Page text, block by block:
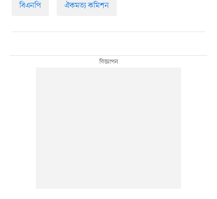
বিএনপি ঐকমত্য কমিশন